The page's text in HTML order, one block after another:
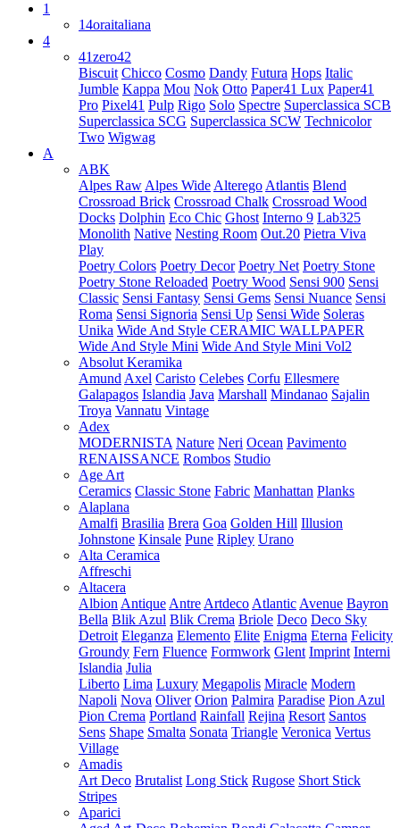
1
14oraitaliana
4
41zero42
Biscuit Chicco Cosmo Dandy Futura Hops Italic
Jumble Kappa Mou Nok Otto Paper41 Lux Paper41
Pro Pixel41 Pulp Rigo Solo Spectre Superclassica SCB
Superclassica SCG Superclassica SCW Technicolor
Two Wigwag
A
ABK
Alpes Raw Alpes Wide Alterego Atlantis Blend
Crossroad Brick Crossroad Chalk Crossroad Wood
Docks Dolphin Eco Chic Ghost Interno 9 Lab325
Monolith Native Nesting Room Out.20 Pietra Viva
Play
Poetry Colors Poetry Decor Poetry Net Poetry Stone
Poetry Stone Reloaded Poetry Wood Sensi 900 Sensi
Classic Sensi Fantasy Sensi Gems Sensi Nuance Sensi
Roma Sensi Signoria Sensi Up Sensi Wide Soleras
Unika Wide And Style CERAMIC WALLPAPER
Wide And Style Mini Wide And Style Mini Vol2
Absolut Keramika
Amund Axel Caristo Celebes Corfu Ellesmere
Galapagos Islandia Java Marshall Mindanao Sajalin
Troya Vannatu Vintage
Adex
MODERNISTA Nature Neri Ocean Pavimento
RENAISSANCE Rombos Studio
Age Art
Ceramics Classic Stone Fabric Manhattan Planks
Alaplana
Amalfi Brasilia Brera Goa Golden Hill Illusion
Johnstone Kinsale Pune Ripley Urano
Alta Ceramica
Affreschi
Altacera
Albion Antique Antre Artdeco Atlantic Avenue Bayron
Bella Blik Azul Blik Crema Briole Deco Deco Sky
Detroit Eleganza Elemento Elite Enigma Eterna Felicity
Groundy Fern Fluence Formwork Glent Imprint Interni
Islandia Julia
Liberto Lima Luxury Megapolis Miracle Modern
Napoli Nova Oliver Orion Palmira Paradise Pion Azul
Pion Crema Portland Rainfall Rejina Resort Santos
Sens Shape Smalta Sonata Triangle Veronica Vertus
Village
Amadis
Art Deco Brutalist Long Stick Rugose Short Stick
Stripes
Aparici